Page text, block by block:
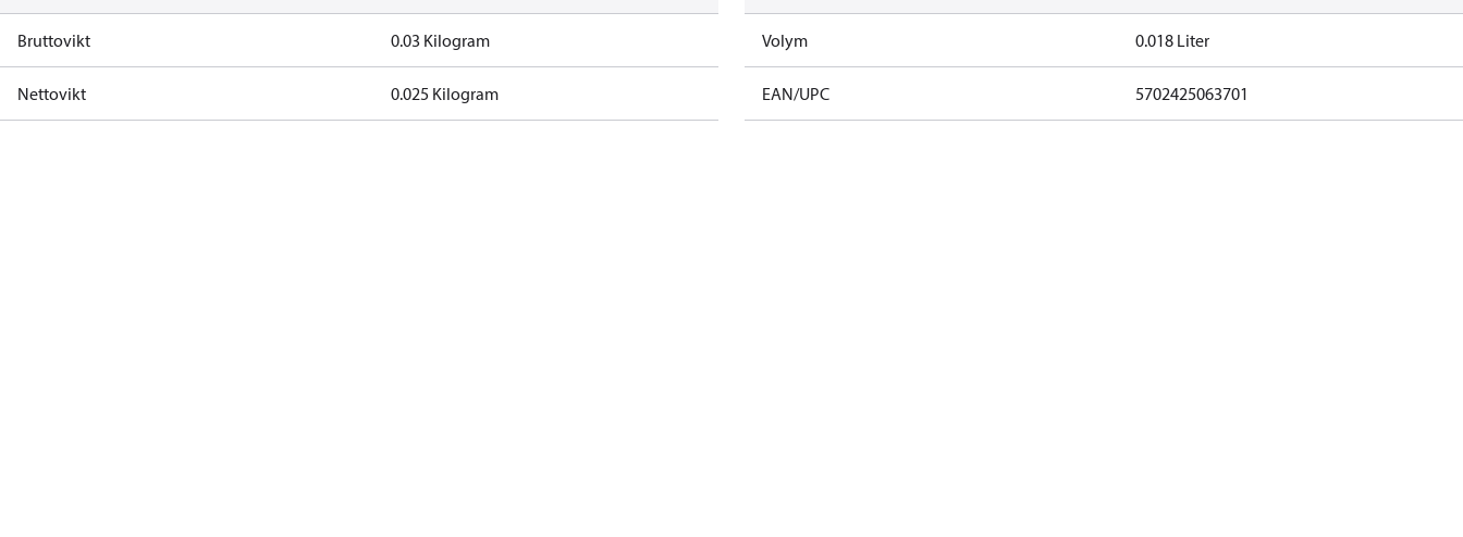
Bruttovikt 0.03 Kilogram
Nettovikt 0.025 Kilogram
Volym 0.018 Liter
EAN/UPC 5702425063701